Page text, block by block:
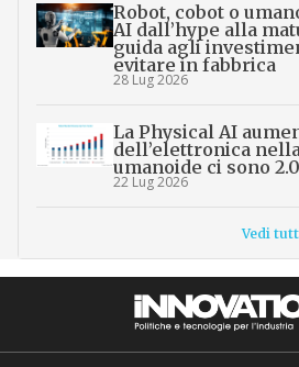
Robot, cobot o
AI dall’hype alla
guida agli
evitare in fabbrica
28 Lug 2026
La Physical AI
dell’elettronica
umanoide ci sono
22 Lug 2026
Vedi